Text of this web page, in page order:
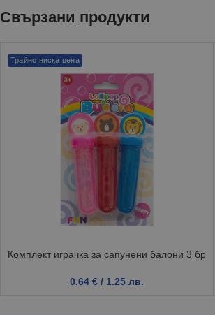
Свързани продукти
Трайно ниска цена
Комплект играчка за сапунени балони 3 бр
0.64 € / 1.25 лв.